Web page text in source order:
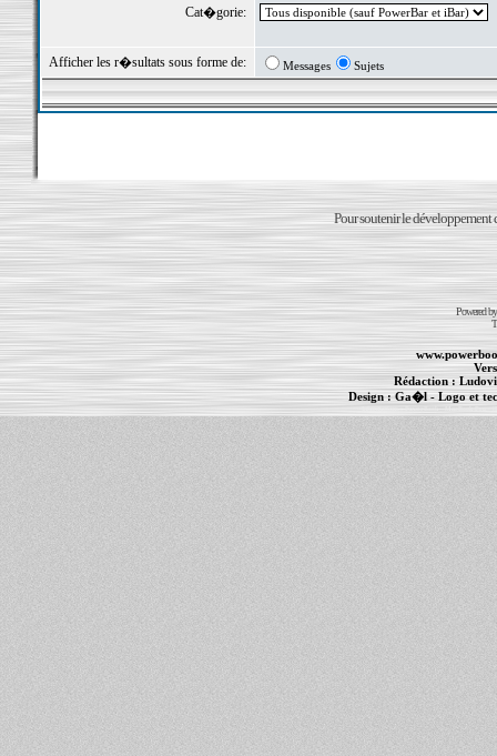
Cat�gorie:
Afficher les r�sultats sous forme de: Messages Sujets
Pour soutenir le développement
Powered
Rédaction :
Design : Ga�l- Logo et